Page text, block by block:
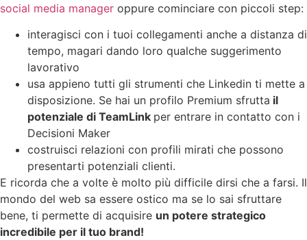
social media manager oppure cominciare con piccoli step:
interagisci con i tuoi collegamenti anche a distanza di
tempo, magari dando loro qualche suggerimento
lavorativo
usa appieno tutti gli strumenti che Linkedin ti mette a
disposizione. Se hai un profilo Premium sfrutta il
potenziale di TeamLink per entrare in contatto con i
Decisioni Maker
costruisci relazioni con profili mirati che possono
presentarti potenziali clienti.
E ricorda che a volte è molto più difficile dirsi che a farsi. Il
mondo del web sa essere ostico ma se lo sai sfruttare
bene, ti permette di acquisire un potere strategico
incredibile per il tuo brand!